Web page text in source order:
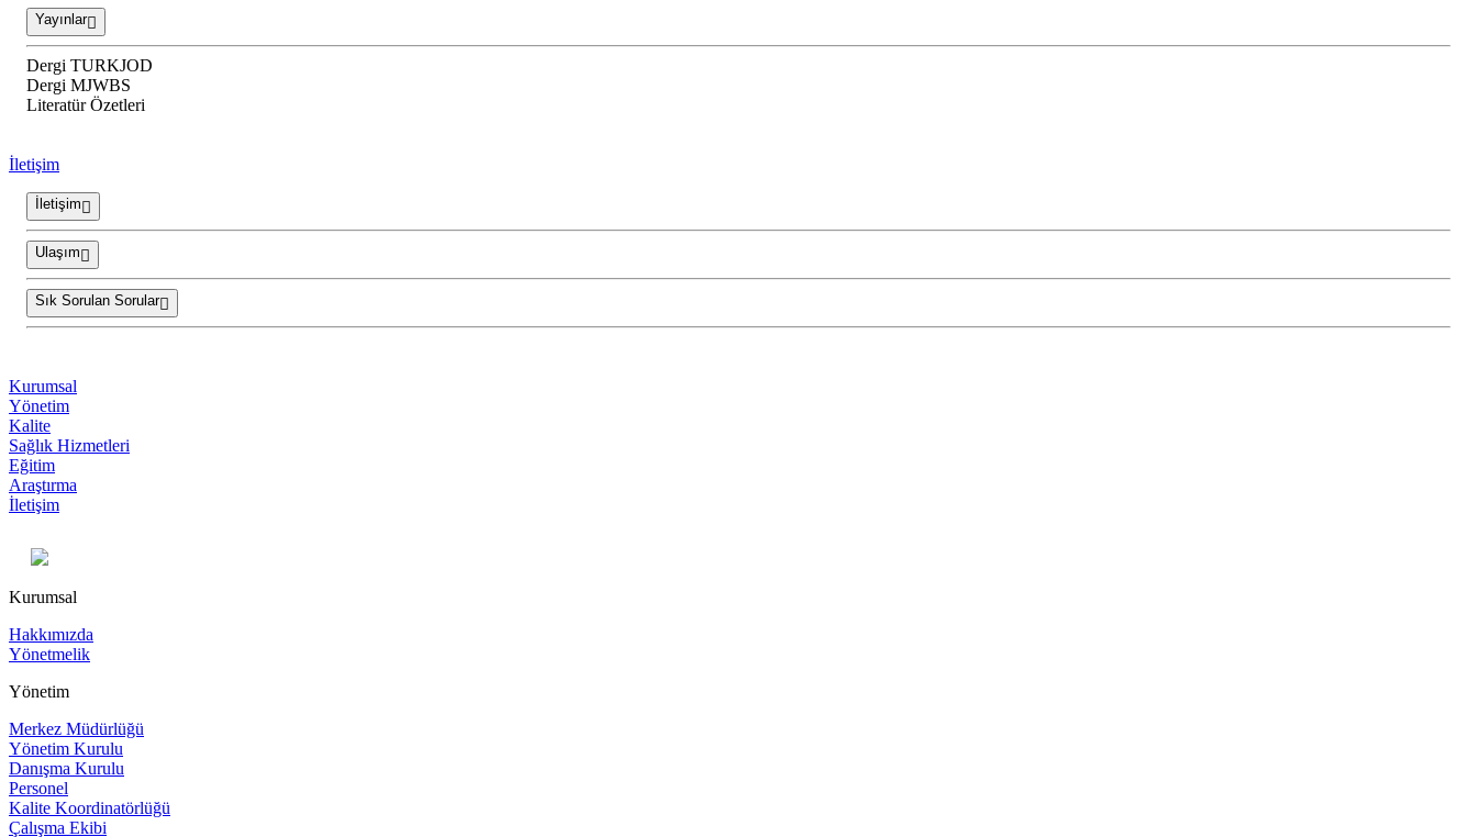
Yayınlar
Dergi TURKJOD
Dergi MJWBS
Literatür Özetleri
İletişim
İletişim
Ulaşım
Sık Sorulan Sorular
Kurumsal
Yönetim
Kalite
Sağlık Hizmetleri
Eğitim
Araştırma
İletişim
Kurumsal
Hakkımızda
Yönetmelik
Yönetim
Merkez Müdürlüğü
Yönetim Kurulu
Danışma Kurulu
Personel
Kalite Koordinatörlüğü
Çalışma Ekibi